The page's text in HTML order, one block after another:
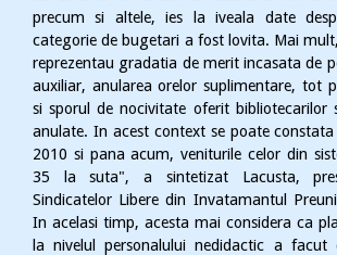
precum si altele, ies la iveala date
categorie de bugetari a fost lovita. Mai
reprezentau gradatia de merit incasata de
auxiliar, anularea orelor suplimentare, tot
si sporul de nocivitate oferit bibliotecarilor
anulate. In acest context se poate
2010 si pana acum, veniturile celor din
35 la suta", a sintetizat Lacusta,
Sindicatelor Libere din Invatamantul
In acelasi timp, acesta mai considera ca
la nivelul personalului nedidactic a facut